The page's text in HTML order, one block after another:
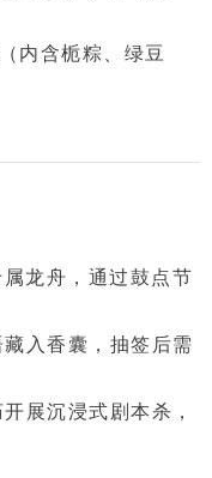
内含栀粽、绿豆
属龙舟，通过鼓点节
藏入香囊，抽签后需
展沉浸式剧本杀，